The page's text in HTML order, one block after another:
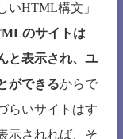
いHTML構文」
のサイトは
と表示され、ユ
ができるからで
らいサイトはす
示されれば、そ